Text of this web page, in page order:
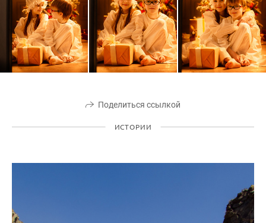
Поделиться ссылкой
ИСТОРИИ